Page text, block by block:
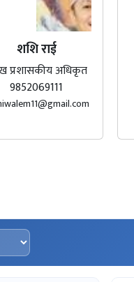
शशि राई
प्रशासकीय अधिकृत
9852069111